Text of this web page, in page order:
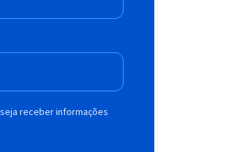
receber informações